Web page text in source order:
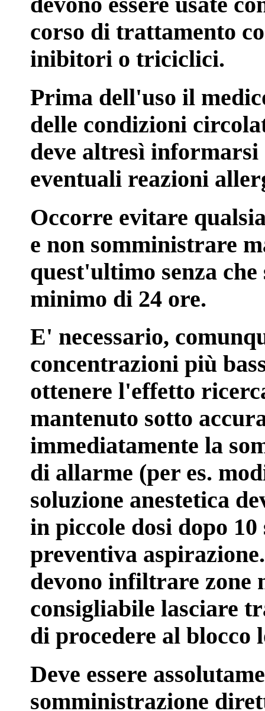
corso di trattamento
inibitori o triciclici.
Prima dell'uso il
delle condizioni
deve altresì informarsi
eventuali reazioni
Occorre evitare
e non somministrare
quest'ultimo senza
minimo di 24 ore.
E' necessario,
concentrazioni più
ottenere l'effetto
mantenuto sotto
immediatamente la
di allarme (per es.
soluzione anestetica
in piccole dosi dopo
preventiva
devono infiltrare zone
consigliabile lasciare
di procedere al blocco
Deve essere
somministrazione